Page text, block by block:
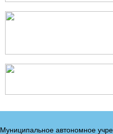
Муниципальное автономное